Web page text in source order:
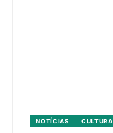
NOTÍCIAS CULTURA